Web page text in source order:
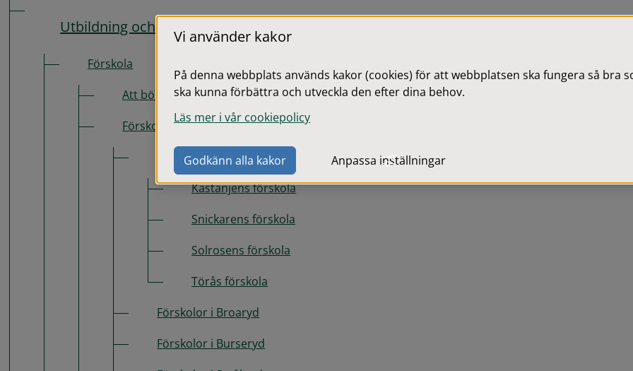
Utbildning och barnomsorg
Förskola
Att börja förskolan
Förskolor i kommunen
Förskolor i Anderstorp
Kastanjens förskola
Snickarens förskola
Solrosens förskola
Törås förskola
Förskolor i Broaryd
Förskolor i Burseryd
Vi använder kakor
På denna webbplats används kakor (cookies) för att webbplatsen ska fungera så bra
ska kunna förbättra och utveckla den efter dina behov.
Läs mer i vår cookiepolicy
Godkänn alla kakor Anpassa inställningar